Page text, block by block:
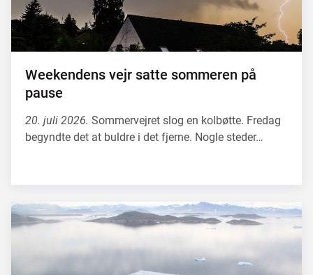
Weekendens vejr satte sommeren på
pause
20. juli 2026. Sommervejret slog en kolbøtte. Fredag
begyndte det at buldre i det fjerne. Nogle steder…